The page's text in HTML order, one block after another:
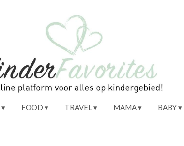
FOOD TRAVEL MAMA BABY